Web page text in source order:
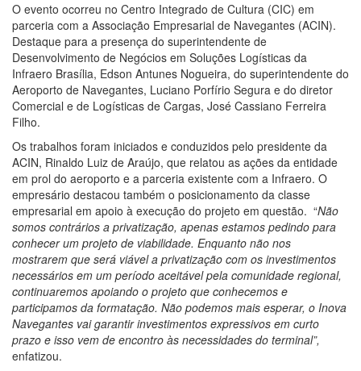
O evento ocorreu no Centro Integrado de Cultura (CIC) em
parceria com a Associação Empresarial de Navegantes (ACIN).
Destaque para a presença do superintendente de
Desenvolvimento de Negócios em Soluções Logísticas da
Infraero Brasília, Edson Antunes Nogueira, do superintendente do
Aeroporto de Navegantes, Luciano Porfírio Segura e do diretor
Comercial e de Logísticas de Cargas, José Cassiano Ferreira
Filho.
Os trabalhos foram iniciados e conduzidos pelo presidente da
ACIN, Rinaldo Luiz de Araújo, que relatou as ações da entidade
em prol do aeroporto e a parceria existente com a Infraero. O
empresário destacou também o posicionamento da classe
empresarial em apoio à execução do projeto em questão. “Não
somos contrários a privatização, apenas estamos pedindo para
conhecer um projeto de viabilidade. Enquanto não nos
mostrarem que será viável a privatização com os investimentos
necessários em um período aceitável pela comunidade regional,
continuaremos apoiando o projeto que conhecemos e
participamos da formatação. Não podemos mais esperar, o Inova
Navegantes vai garantir investimentos expressivos em curto
prazo e isso vem de encontro às necessidades do terminal”,
enfatizou.